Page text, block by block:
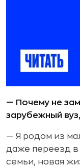
— Почему не
зарубежный
— Я родом из
даже переезд
семьи, новая